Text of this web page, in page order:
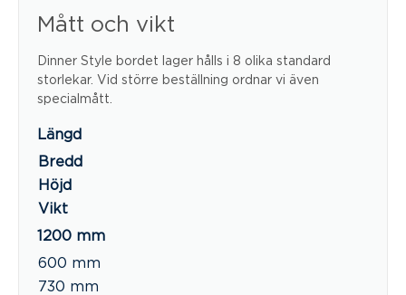
Mått och vikt
Dinner Style bordet lager hålls i 8 olika standard
storlekar. Vid större beställning ordnar vi även
specialmått.
Längd
Bredd
Höjd
Vikt
1200 mm
600 mm
730 mm